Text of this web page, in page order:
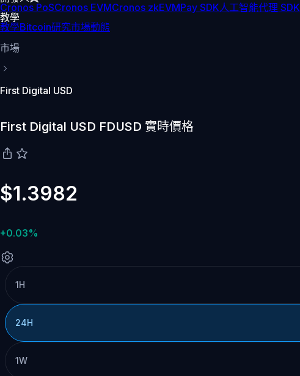
Cronos PoSCronos EVMCronos zkEVMPay SDK人工智能代理 SDK
教學
教學Bitcoin研究市場動態
市場
First Digital USD
First Digital USD FDUSD 實時價格
$1.3982
+0.03%
1H
24H
1W